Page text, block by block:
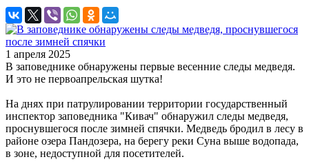
1 апреля 2025
В заповеднике обнаружены первые весенние следы медведя.
И это не первоапрельская шутка!
На днях при патрулировании территории государственный
инспектор заповедника "Кивач" обнаружил следы медведя,
проснувшегося после зимней спячки. Медведь бродил в лесу в
районе озера Пандозера, на берегу реки Суна выше водопада,
в зоне, недоступной для посетителей.